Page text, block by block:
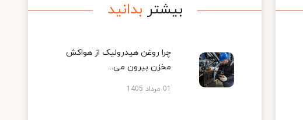
بیشتر بدانید
چرا روغن هیدرولیک از هواکش
مخزن بیرون می...
01 مرداد 1405